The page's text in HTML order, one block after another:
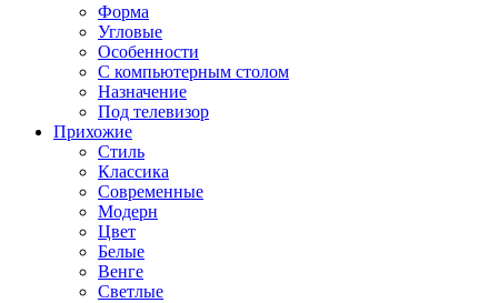
Форма
Угловые
Особенности
С компьютерным столом
Назначение
Под телевизор
Прихожие
Стиль
Классика
Современные
Модерн
Цвет
Белые
Венге
Светлые